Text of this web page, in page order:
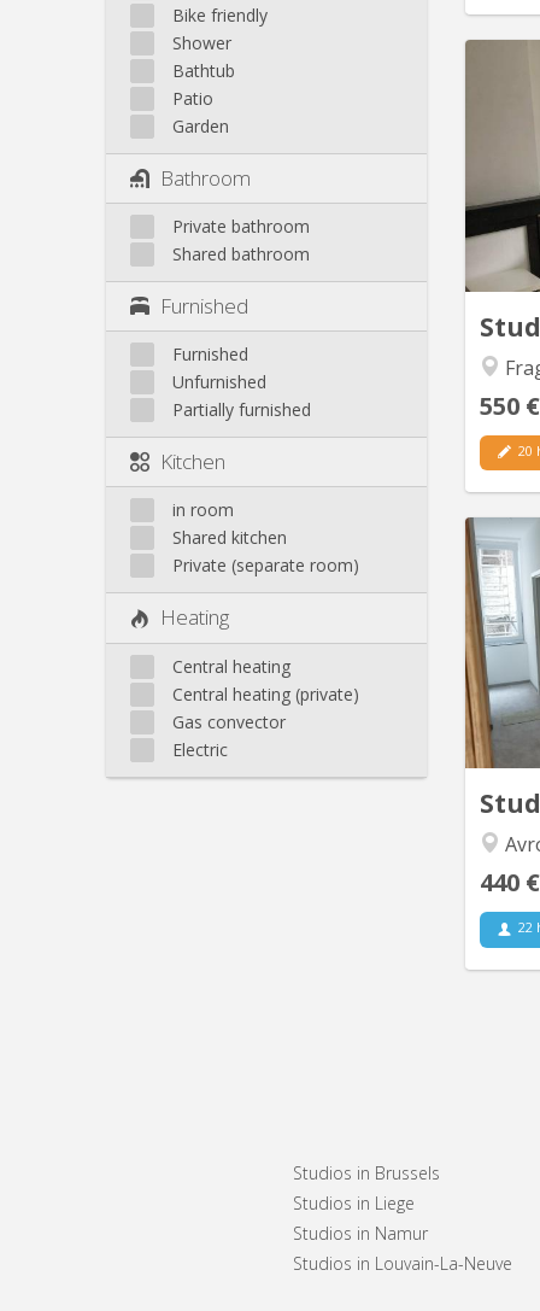
Bike friendly
Shower
Bathtub
Patio
Garden
Bathroom
Private bathroom
Shared bathroom
Furnished
Furnished
Unfurnished
Partially furnished
Kitchen
in room
Shared kitchen
Private (separate room)
Heating
Central heating
Central heating (private)
Gas convector
Electric
550 €
20
Studio
440 €
22
Studios in Brussels
Studios in Liege
Studios in Namur
Studios in Louvain-La-Neuve